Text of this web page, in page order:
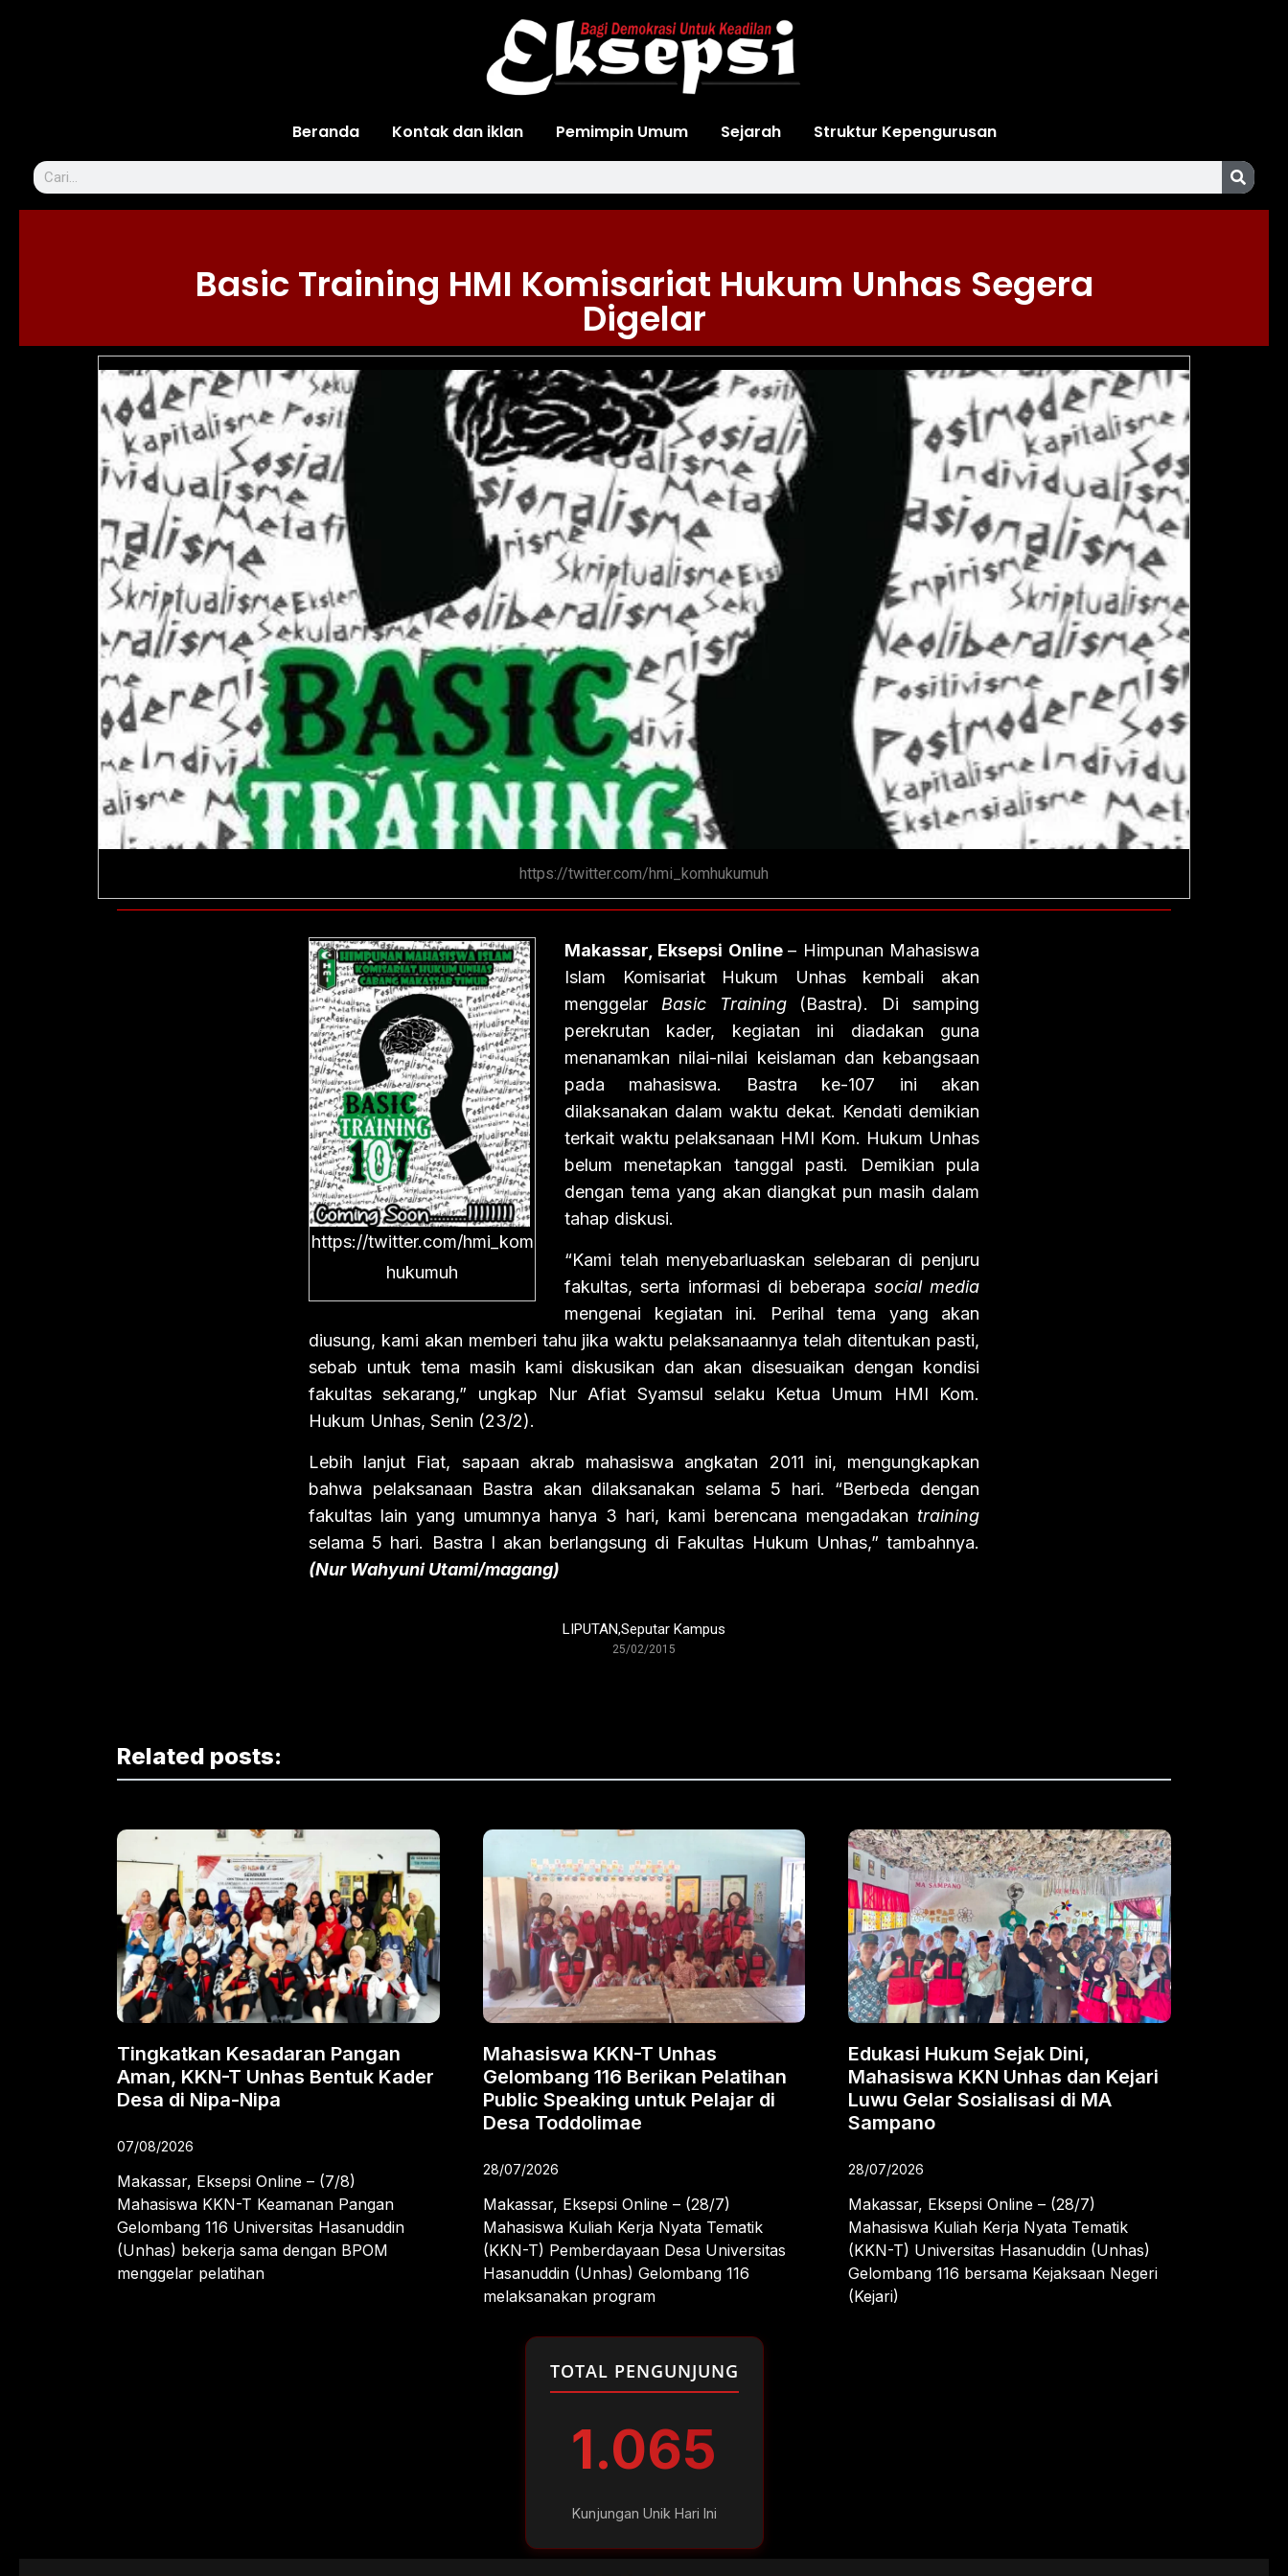
Beranda Kontak dan iklan Pemimpin Umum Sejarah Struktur Kepengurusan
Basic Training HMI Komisariat Hukum Unhas Segera
Digelar
https://twitter.com/hmi_komhukumuh
https://twitter.com/hmi_kom
hukumuh
Makassar, Eksepsi Online– Himpunan Mahasiswa
Islam Komisariat Hukum Unhas kembali akan
menggelar Basic Training (Bastra). Di samping
perekrutan kader, kegiatan ini diadakan guna
menanamkan nilai-nilai keislaman dan kebangsaan
pada mahasiswa. Bastra ke-107 ini akan
dilaksanakan dalam waktu dekat. Kendati demikian
terkait waktu pelaksanaan HMI Kom. Hukum Unhas
belum menetapkan tanggal pasti. Demikian pula
dengan tema yang akan diangkat pun masih dalam
tahap diskusi.
“Kami telah menyebarluaskan selebaran di penjuru
fakultas, serta informasi di beberapa social media
mengenai kegiatan ini. Perihal tema yang akan
diusung, kami akan memberi tahu jika waktu pelaksanaannya telah ditentukan pasti,
sebab untuk tema masih kami diskusikan dan akan disesuaikan dengan kondisi
fakultas sekarang,” ungkap Nur Afiat Syamsul selaku Ketua Umum HMI Kom.
Hukum Unhas, Senin (23/2).
Lebih lanjut Fiat, sapaan akrab mahasiswa angkatan 2011 ini, mengungkapkan
bahwa pelaksanaan Bastra akan dilaksanakan selama 5 hari. “Berbeda dengan
fakultas lain yang umumnya hanya 3 hari, kami berencana mengadakan training
selama 5 hari. Bastra I akan berlangsung di Fakultas Hukum Unhas,” tambahnya.
(Nur Wahyuni Utami/magang)
LIPUTAN,Seputar Kampus
25/02/2015
Related posts:
Tingkatkan Kesadaran Pangan
Aman, KKN-T Unhas Bentuk Kader
Desa di Nipa-Nipa
07/08/2026
Makassar, Eksepsi Online – (7/8)
Mahasiswa KKN-T Keamanan Pangan
Gelombang 116 Universitas Hasanuddin
(Unhas) bekerja sama dengan BPOM
menggelar pelatihan
Mahasiswa KKN-T Unhas
Gelombang 116 Berikan Pelatihan
Public Speaking untuk Pelajar di
Desa Toddolimae
28/07/2026
Makassar, Eksepsi Online – (28/7)
Mahasiswa Kuliah Kerja Nyata Tematik
(KKN-T) Pemberdayaan Desa Universitas
Hasanuddin (Unhas) Gelombang 116
melaksanakan program
Edukasi Hukum Sejak Dini,
Mahasiswa KKN Unhas dan Kejari
Luwu Gelar Sosialisasi di MA
Sampano
28/07/2026
Makassar, Eksepsi Online – (28/7)
Mahasiswa Kuliah Kerja Nyata Tematik
(KKN-T) Universitas Hasanuddin (Unhas)
Gelombang 116 bersama Kejaksaan Negeri
(Kejari)
TOTAL PENGUNJUNG
1.065
Kunjungan Unik Hari Ini